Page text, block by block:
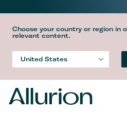
Choose your country or region in
relevant content.
United States